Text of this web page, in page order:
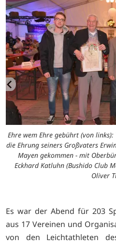
Ehre wem Ehre gebührt (von
die Ehrung seiners Großvaters
Mayen gekommen - mit
Eckhard Katluhn (Bushido Club
Oliver
Es war der Abend für 203
aus 17 Vereinen und
von den Leichtathleten